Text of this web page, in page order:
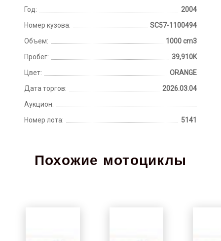
Год:
2004
Номер кузова:
SC57-1100494
Объем:
1000 cm3
Пробег:
39,910K
Цвет:
ORANGE
Дата торгов:
2026.03.04
Аукцион:
Номер лота:
5141
Похожие мотоциклы